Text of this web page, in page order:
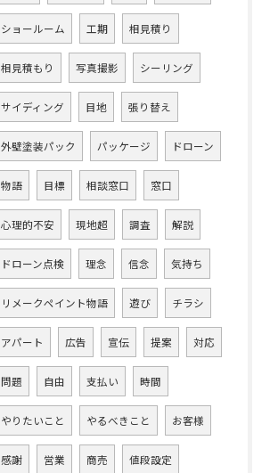
ショールーム 工期 相見積り
相見積もり 写真撮影 シーリング
サイディング 目地 張り替え
外壁塗装パック パッケージ ドローン
物語 目標 相談窓口 窓口
心理的不安 現地超 調査 解説
ドローン点検 理念 信念 気持ち
リメークペイント物語 遊び チラシ
アパート 広告 宣伝 提案 対応
問題 自由 支払い 時間
やりたいこと やるべきこと お客様
感謝 営業 商売 値段設定